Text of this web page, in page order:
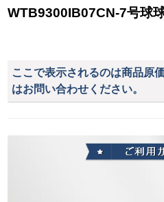
WTB9300IB07CN-7号球
ここで表示されるのは商品原
はお問い合わせください。